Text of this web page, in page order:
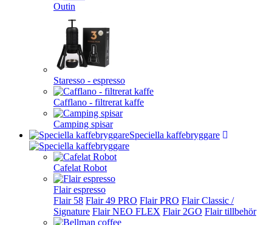
Outin
Staresso - espresso
Cafflano - filtrerat kaffe
Camping spisar
Speciella kaffebryggare
Cafelat Robot
Flair espresso
Flair 58 Flair 49 PRO Flair PRO Flair Classic /
Signature Flair NEO FLEX Flair 2GO Flair tillbehör